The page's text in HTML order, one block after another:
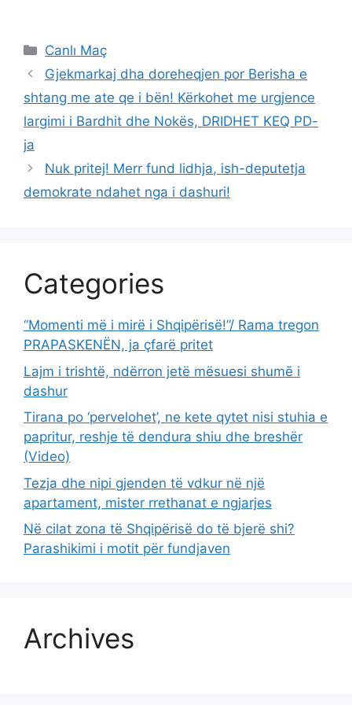
Categories
Canlı Maç
Gjekmarkaj dha doreheqjen por Berisha e
shtang me ate qe i bën! Kërkohet me urgjence
largimi i Bardhit dhe Nokës, DRIDHET KEQ PD-
ja
Nuk pritej! Merr fund lidhja, ish-deputetja
demokrate ndahet nga i dashuri!
Categories
“Momenti më i mirë i Shqipërisë!”/ Rama tregon
PRAPASKENËN, ja çfarë pritet
Lajm i trishtë, ndërron jetë mësuesi shumē i
dashur
Tirana po ‘pervelohet’, ne kete qytet nisi stuhia e
papritur, reshje të dendura shiu dhe breshër
(Video)
Tezja dhe nipi gjenden të vdkur në një
apartament, mister rrethanat e ngjarjes
Në cilat zona të Shqipërisë do të bjerë shi?
Parashikimi i motit për fundjaven
Archives